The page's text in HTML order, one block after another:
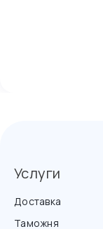
Услуги
Доставка
Таможня